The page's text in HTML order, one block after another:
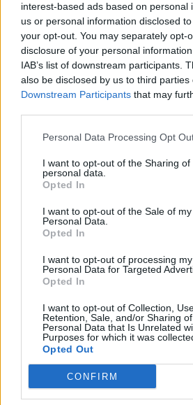
interest-based ads based on personal
us or personal information disclosed
your opt-out. You may separately opt-
disclosure of your personal
IAB’s list of downstream participants.
also be disclosed by us to third parties
Downstream Participants that may
Personal Data Processing Opt
I want to opt-out of the Sharing of
personal data.
Opted In
I want to opt-out of the Sale of my
Personal Data.
Opted In
I want to opt-out of processing my
Personal Data for Targeted
Opted In
I want to opt-out of Collection,
Retention, Sale, and/or Sharing
Personal Data that Is Unrelated
Purposes for which it was
Opted Out
CONFIRM
Η Toyota φέρνει νέα γενιά
μπαταριών για τα υβριδικά της
Σε
Νέο Audi A2 e-tron με στόχο την κορυφή
Ευρωπαϊκό Κορασίδων: Άνετη
πρεμιέρα, 78-36 την Ιρλανδία
ΕΛΣΤΑΤ: Στο 3,4% υποχώρησε ο
σε 843 μέσα ενημέρωσης-
Ξεκίνησε το πενταετές
πρόγραμμα ενίσχυσης του